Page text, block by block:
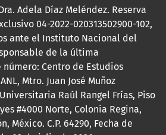
Adela Díaz Meléndez. Reserva
04-2022-020313502900-102,
ante el Instituto Nacional del
de la última
Centro de Estudios
Mtro. Juan José Muñoz
Raúl Rangel Frías, Piso
#4000 Norte, Colonia Regina,
México. C.P. 64290, Fecha de